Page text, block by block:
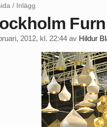
/ Inlägg
2012, kl. 22:44 av Hildur